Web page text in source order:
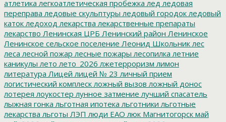
атлетика легкоатлетическая пробежка лед ледовая
переправа ледовые скульптуры ледовый городокледовый
катокледоход лекарства лекарственные препараты
лекарство Ленинская ЦРБ Ленинский район Ленинское
Ленинское сельское поселение Леонид Школьниклес
леса лесной пожар лесные пожары лесопилка летние
каникулы лето лето_2026 лжетерроризм лимон
литература Лицей лицей № 23 личный прием
логистический комплескложный вызов ложный донос
лотерея лоукостер лунное затмение лучший спасатель
лыжная гонка льготная ипотека льготники льготные
лекарства льготы ЛЭП люди ЕАО люк Магнитогорск май